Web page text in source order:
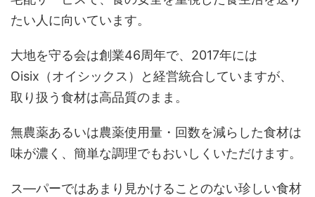
たい人に向いています。
大地を守る会は創業46周年で、2017年には
Oisix（オイシックス）と経営統合していますが、
取り扱う食材は高品質のまま。
無農薬あるいは農薬使用量・回数を減らした食材は
味が濃く、簡単な調理でもおいしくいただけます。
ス―パーではあまり見かけることのない珍しい食材